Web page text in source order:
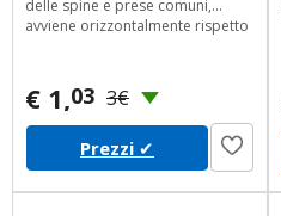
delle spine e prese comuni,
avviene orizzontalmente rispetto
€ 1,03 3€
Prezzi ✔